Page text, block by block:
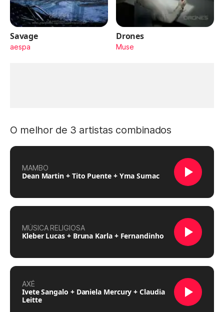
Savage
aespa
Drones
Muse
O melhor de 3 artistas combinados
MAMBO
Dean Martin + Tito Puente + Yma Sumac
MÚSICA RELIGIOSA
Kleber Lucas + Bruna Karla + Fernandinho
AXÉ
Ivete Sangalo + Daniela Mercury + Claudia
Leitte